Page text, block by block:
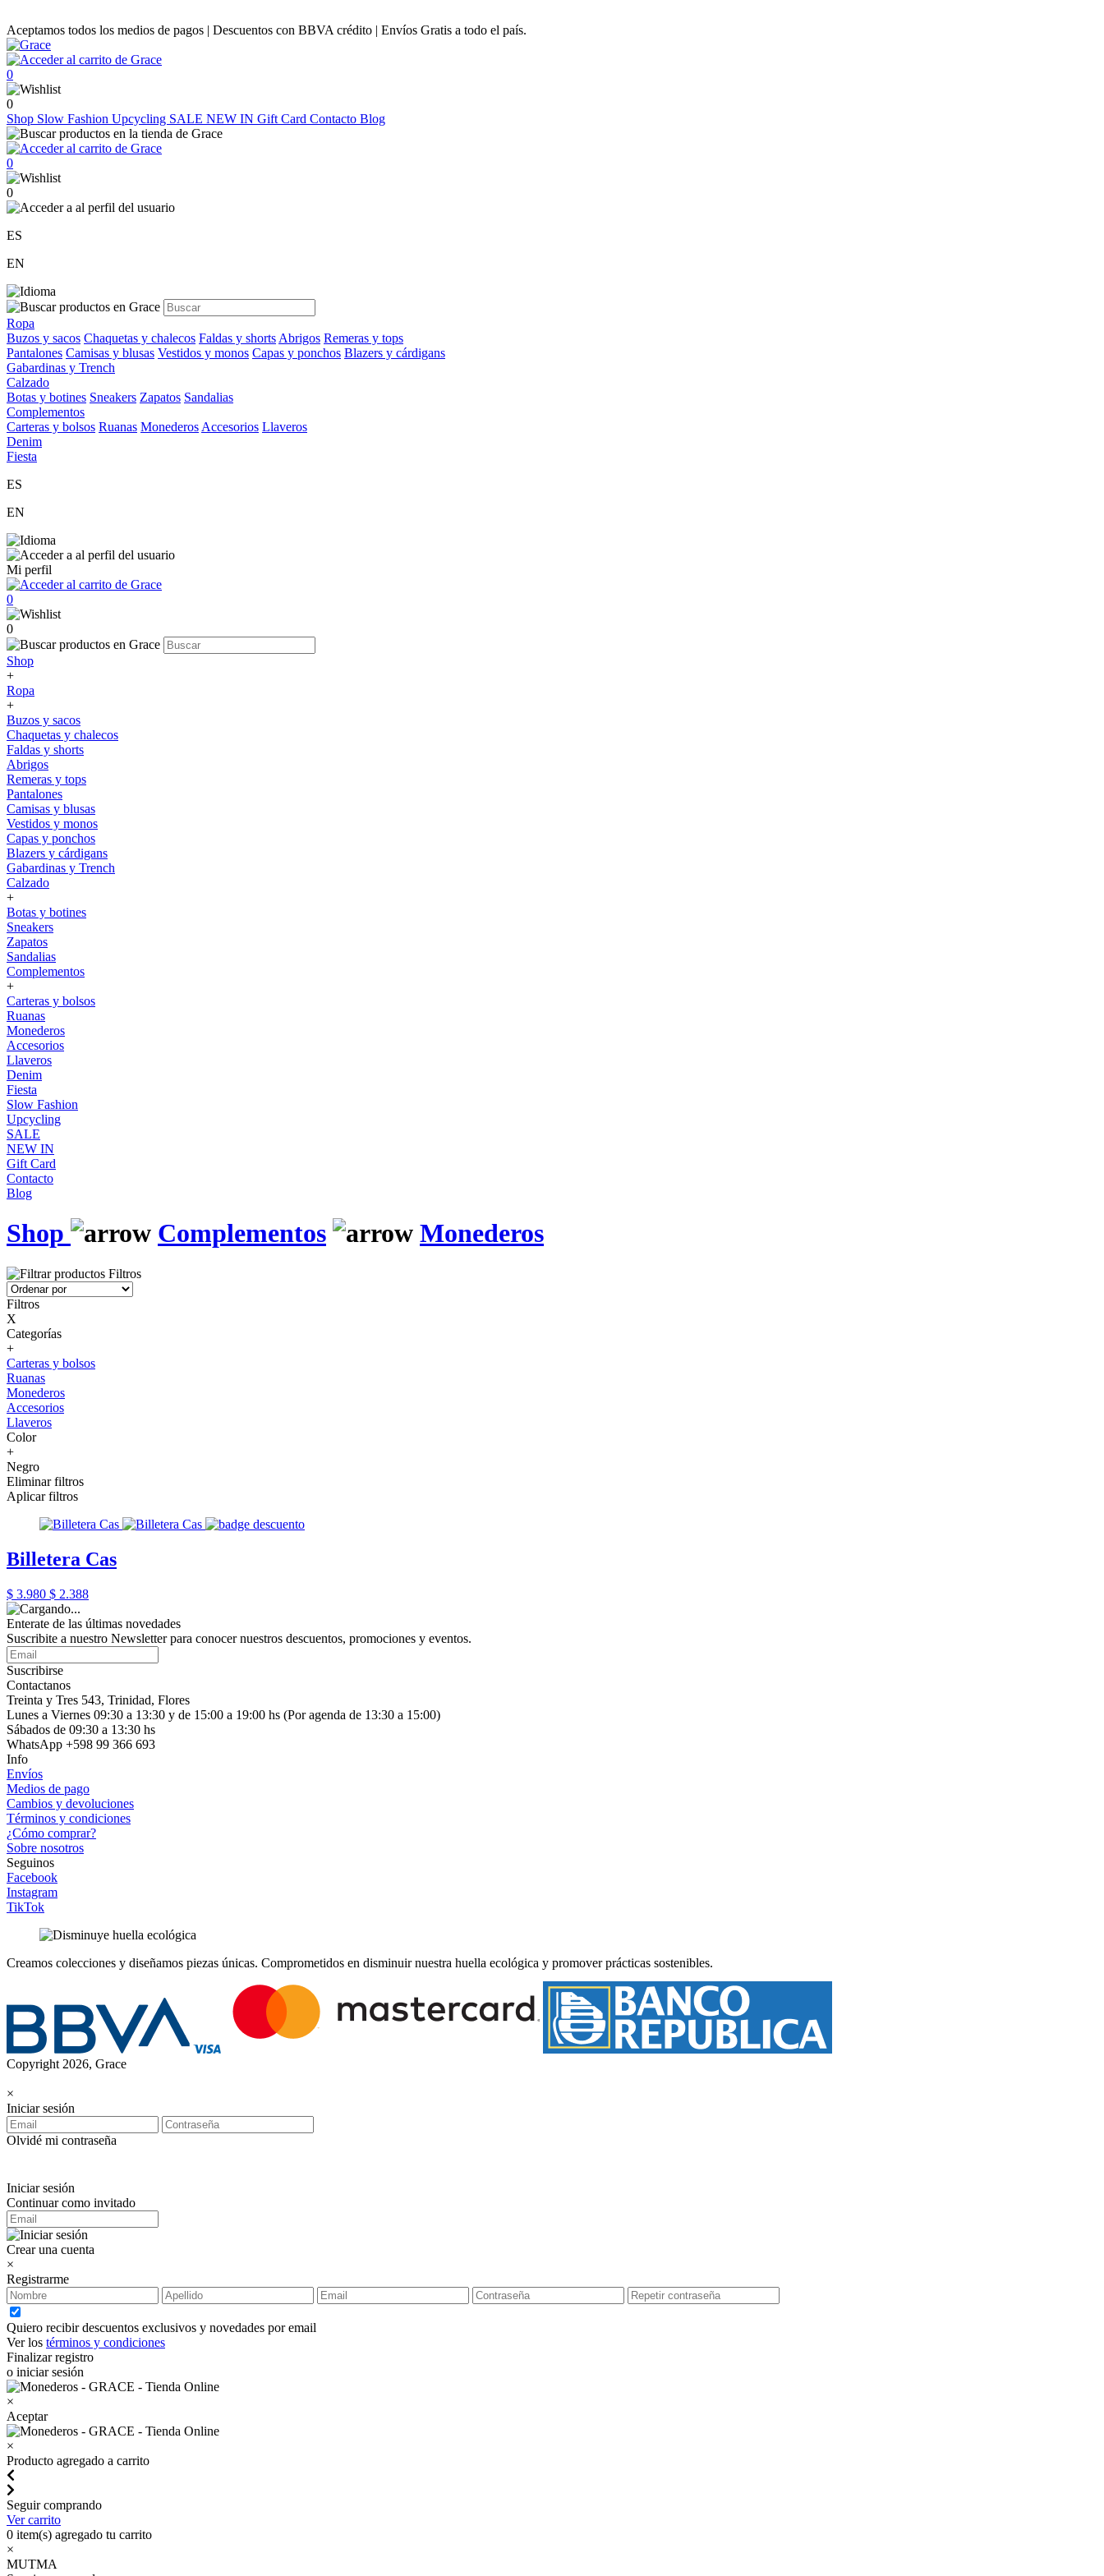
Aceptamos todos los medios de pagos | Descuentos con BBVA crédito | Envíos Gratis a todo el país.
0
0
Shop Slow Fashion Upcycling SALE NEW IN Gift Card Contacto Blog
0
0
ES
EN
Ropa
Buzos y sacos Chaquetas y chalecos Faldas y shorts Abrigos Remeras y tops
Pantalones Camisas y blusas Vestidos y monos Capas y ponchos Blazers y cárdigans
Gabardinas y Trench
Calzado
Botas y botines Sneakers Zapatos Sandalias
Complementos
Carteras y bolsos Ruanas Monederos Accesorios Llaveros
Denim
Fiesta
ES
EN
Mi perfil
0
0
Shop
+
Ropa
+
Buzos y sacos
Chaquetas y chalecos
Faldas y shorts
Abrigos
Remeras y tops
Pantalones
Camisas y blusas
Vestidos y monos
Capas y ponchos
Blazers y cárdigans
Gabardinas y Trench
Calzado
+
Botas y botines
Sneakers
Zapatos
Sandalias
Complementos
+
Carteras y bolsos
Ruanas
Monederos
Accesorios
Llaveros
Denim
Fiesta
Slow Fashion
Upcycling
SALE
NEW IN
Gift Card
Contacto
Blog
Shop Complementos Monederos
Filtros
Filtros
X
Categorías
+
Carteras y bolsos
Ruanas
Monederos
Accesorios
Llaveros
Color
+
Negro
Eliminar filtros
Aplicar filtros
Billetera Cas
$ 3.980 $ 2.388
Enterate de las últimas novedades
Suscribite a nuestro Newsletter para conocer nuestros descuentos, promociones y eventos.
Suscribirse
Contactanos
Treinta y Tres 543, Trinidad, Flores
Lunes a Viernes 09:30 a 13:30 y de 15:00 a 19:00 hs (Por agenda de 13:30 a 15:00)
Sábados de 09:30 a 13:30 hs
WhatsApp +598 99 366 693
Info
Envíos
Medios de pago
Cambios y devoluciones
Términos y condiciones
¿Cómo comprar?
Sobre nosotros
Seguinos
Facebook
Instagram
TikTok
Creamos colecciones y diseñamos piezas únicas. Comprometidos en disminuir nuestra huella ecológica y promover prácticas sostenibles.
Copyright 2026, Grace
×
Iniciar sesión
Olvidé mi contraseña
Iniciar sesión
Continuar como invitado
Crear una cuenta
×
Registrarme
Quiero recibir descuentos exclusivos y novedades por email
Ver los términos y condiciones
Finalizar registro
o iniciar sesión
×
Aceptar
×
Producto agregado a carrito
Seguir comprando
Ver carrito
0 item(s) agregado tu carrito
×
MUTMA